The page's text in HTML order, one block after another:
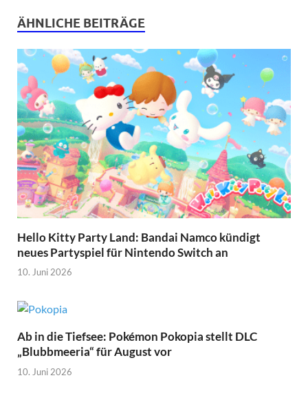
ÄHNLICHE BEITRÄGE
Hello Kitty Party Land: Bandai Namco kündigt
neues Partyspiel für Nintendo Switch an
10. Juni 2026
Ab in die Tiefsee: Pokémon Pokopia stellt DLC
„Blubbmeeria“ für August vor
10. Juni 2026